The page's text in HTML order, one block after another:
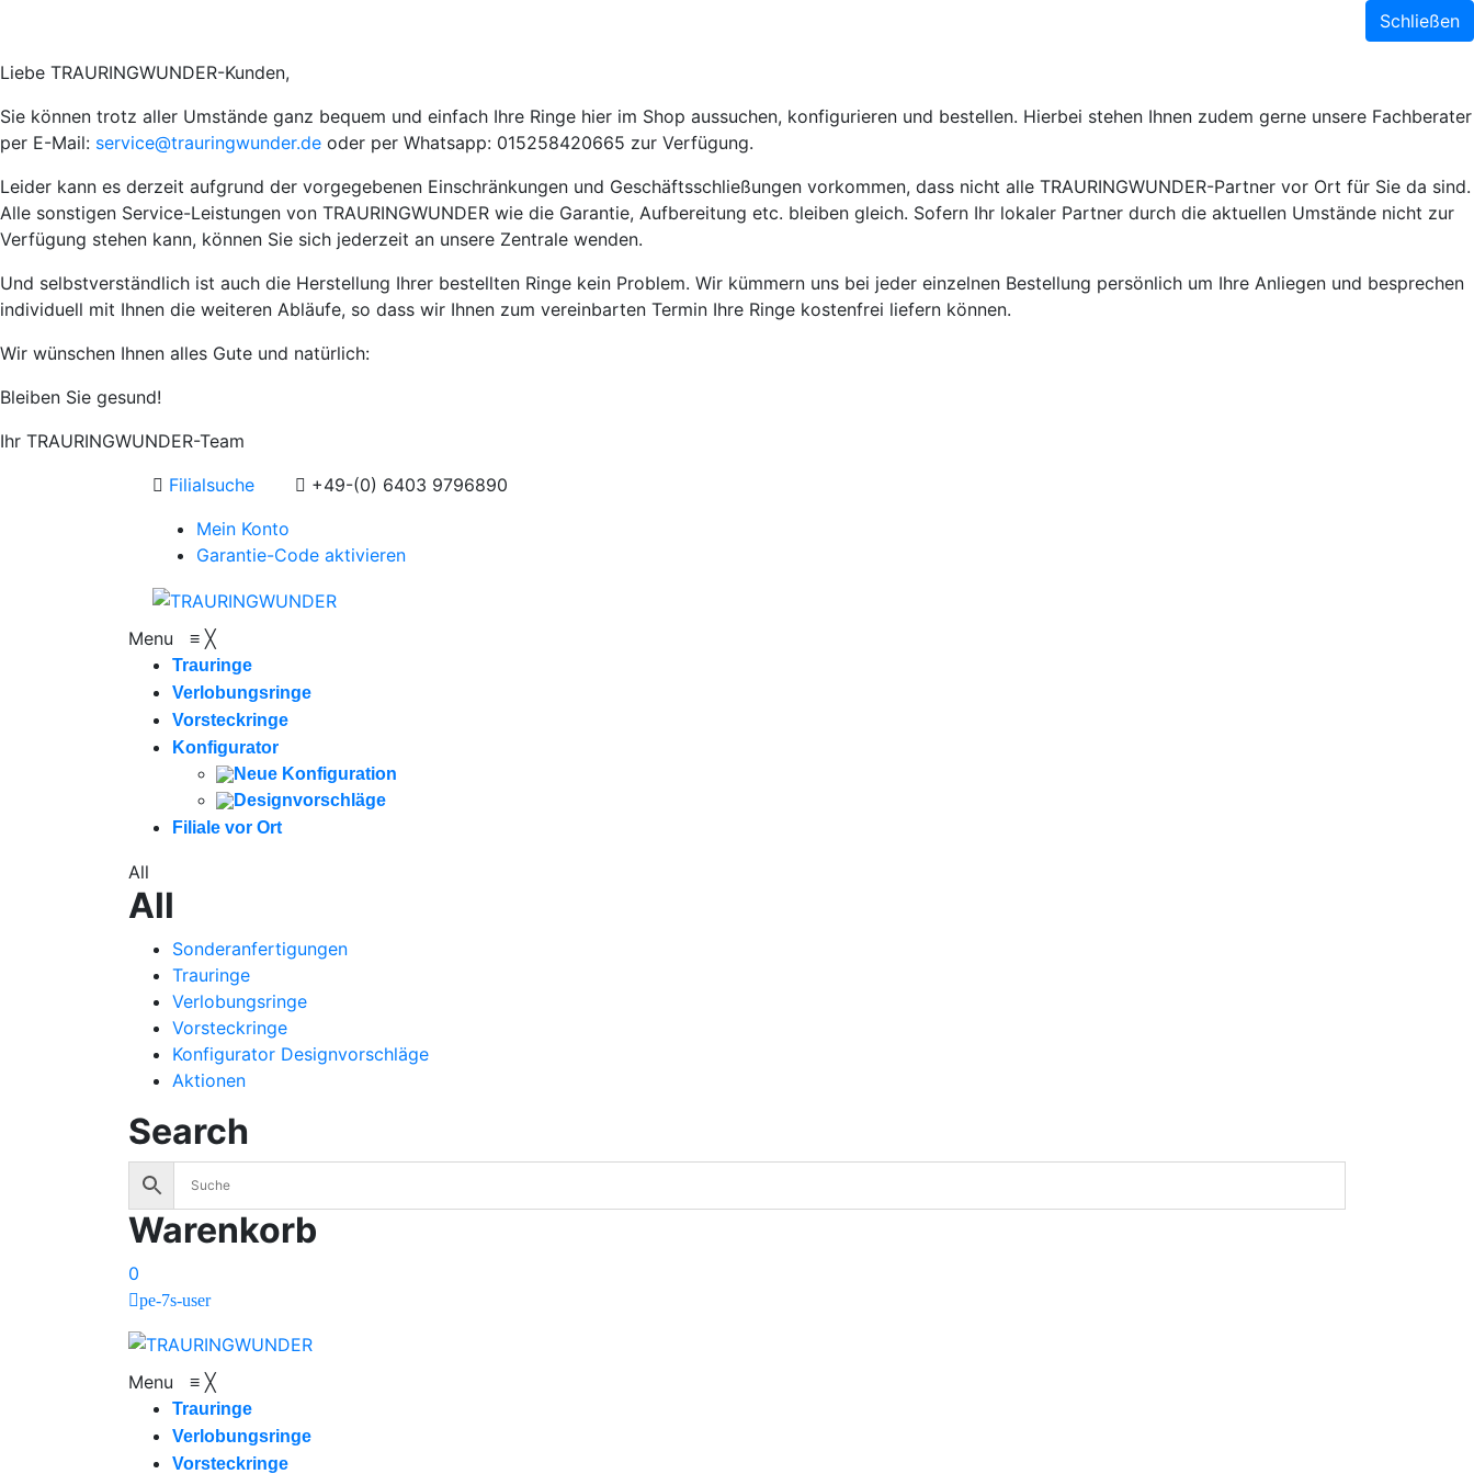
Schließen
Liebe TRAURINGWUNDER-Kunden,
Sie können trotz aller Umstände ganz bequem und einfach Ihre Ringe hier im Shop aussuchen, konfigurieren und bestellen. Hierbei stehen Ihnen zudem gerne unsere Fachberater
per E-Mail: service@trauringwunder.de oder per Whatsapp: 015258420665 zur Verfügung.
Leider kann es derzeit aufgrund der vorgegebenen Einschränkungen und Geschäftsschließungen vorkommen, dass nicht alle TRAURINGWUNDER-Partner vor Ort für Sie da sind.
Alle sonstigen Service-Leistungen von TRAURINGWUNDER wie die Garantie, Aufbereitung etc. bleiben gleich. Sofern Ihr lokaler Partner durch die aktuellen Umstände nicht zur
Verfügung stehen kann, können Sie sich jederzeit an unsere Zentrale wenden.
Und selbstverständlich ist auch die Herstellung Ihrer bestellten Ringe kein Problem. Wir kümmern uns bei jeder einzelnen Bestellung persönlich um Ihre Anliegen und besprechen
individuell mit Ihnen die weiteren Abläufe, so dass wir Ihnen zum vereinbarten Termin Ihre Ringe kostenfrei liefern können.
Wir wünschen Ihnen alles Gute und natürlich:
Bleiben Sie gesund!
Ihr TRAURINGWUNDER-Team
Filialsuche
+49-(0) 6403 9796890
Mein Konto
Garantie-Code aktivieren
Menu ≡ ╳
Trauringe
Verlobungsringe
Vorsteckringe
Konfigurator
Neue Konfiguration
Designvorschläge
Filiale vor Ort
All
All
Sonderanfertigungen
Trauringe
Verlobungsringe
Vorsteckringe
Konfigurator Designvorschläge
Aktionen
Search
Warenkorb
0
pe-7s-user
Menu ≡ ╳
Trauringe
Verlobungsringe
Vorsteckringe